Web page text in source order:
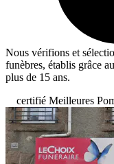
Nous vérifions et
funèbres, établis grâce
plus de 15 ans.
certifié Meilleures